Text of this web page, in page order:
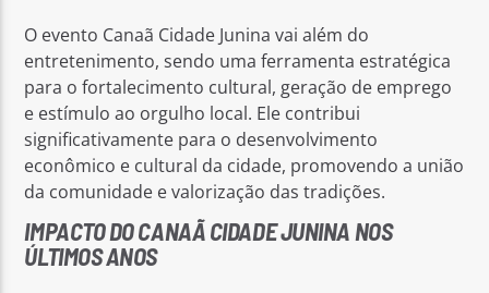
O evento Canaã Cidade Junina vai além do
entretenimento, sendo uma ferramenta estratégica
para o fortalecimento cultural, geração de emprego
e estímulo ao orgulho local. Ele contribui
significativamente para o desenvolvimento
econômico e cultural da cidade, promovendo a união
da comunidade e valorização das tradições.
IMPACTO DO CANAÃ CIDADE JUNINA NOS
ÚLTIMOS ANOS